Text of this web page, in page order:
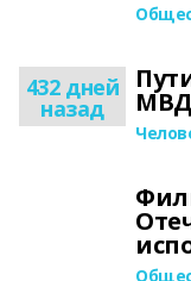
432 дней
назад МВД